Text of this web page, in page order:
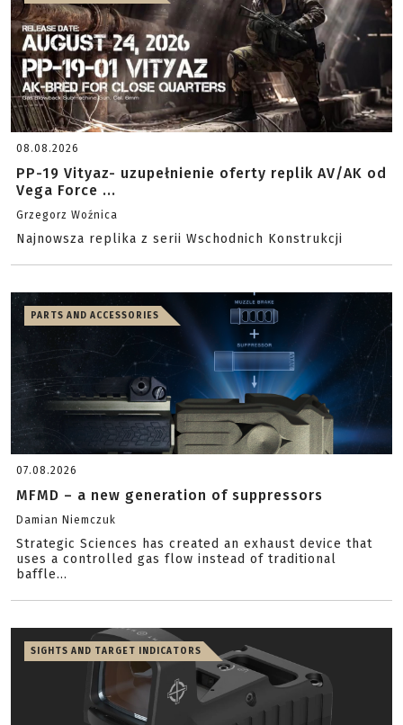
08.08.2026
PP-19 Vityaz- uzupełnienie oferty replik AV/AK od
Vega Force ...
Grzegorz Woźnica
Najnowsza replika z serii Wschodnich Konstrukcji
PARTS AND ACCESSORIES
07.08.2026
MFMD – a new generation of suppressors
Damian Niemczuk
Strategic Sciences has created an exhaust device that
uses a controlled gas flow instead of traditional
baffle...
SIGHTS AND TARGET INDICATORS